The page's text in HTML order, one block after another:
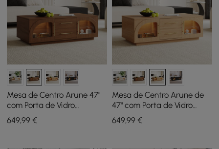
Mesa de Centro Arune 47"
com Porta de Vidro
Arqueada e LED
649,99 €
Mesa de Centro Arune de
47" com Porta de Vidro
Arqueada e LED
649,99€